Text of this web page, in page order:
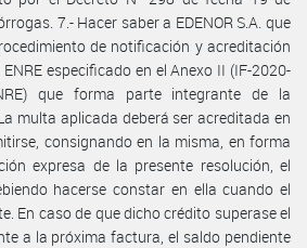
7.- Hacer saber a EDENOR S.A. que
de notificación y acreditación
especificado en el Anexo II (IF-2020-
que forma parte integrante de la
multa aplicada deberá ser acreditada en
consignando en la misma, en forma
expresa de la presente resolución, el
hacerse constar en ella cuando el
En caso de que dicho crédito superase el
a la próxima factura, el saldo pendiente